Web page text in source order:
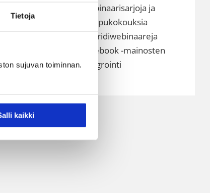
Tietoja
sujuvan toiminnan.
kaikki
Webinaarisarjoja ja
huippukokouksia
Hybridiwebinaareja
Facebook -mainosten
integrointi